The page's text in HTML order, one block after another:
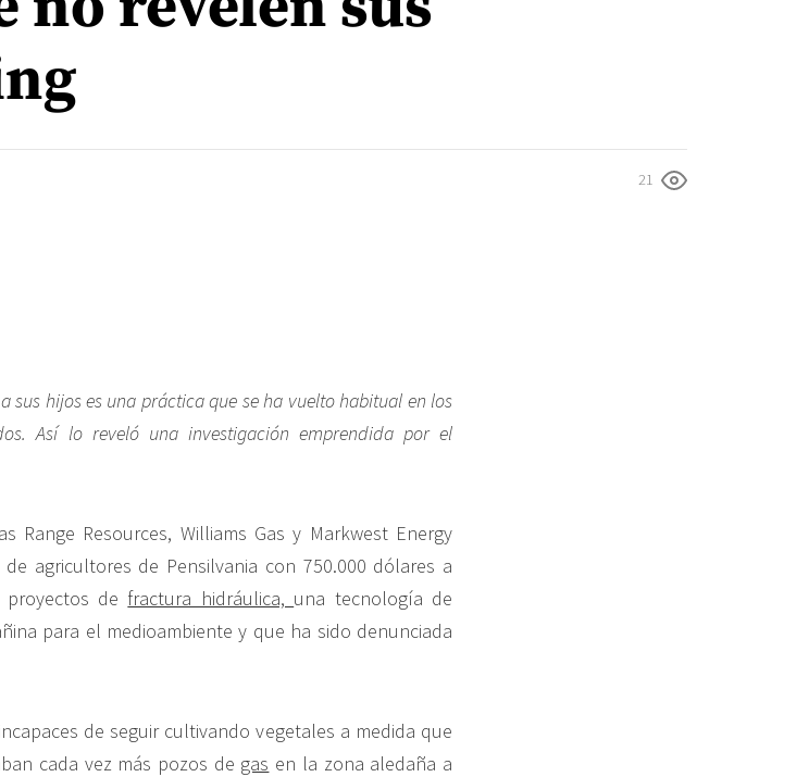
21
sus hijos es una práctica que se ha vuelto habitual en los
Así lo reveló una investigación emprendida por el
Resources, Williams Gas y Markwest Energy
agricultores de Pensilvania con 750.000 dólares a
de fractura hidráulica, una tecnología de
para el medioambiente y que ha sido denunciada
de seguir cultivando vegetales a medida que
cada vez más pozos de gas en la zona aledaña a